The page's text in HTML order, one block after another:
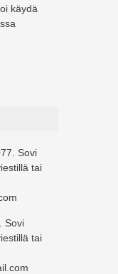
käydä
Sovi
tai
Sovi
tai